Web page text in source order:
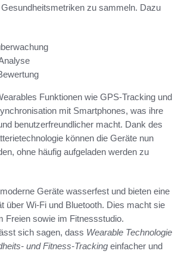
zu sammeln. Dazu
Funktionen wie GPS-Tracking und
mit Smartphones, was ihre
benutzerfreundlicher macht. Dank des
können die Geräte nun
ohne häufig aufgeladen werden zu
Geräte wasserfest und bieten eine
über Wi-Fi und Bluetooth. Dies macht sie
Freien sowie im Fitnessstudio.
sich sagen, dass Wearable Technologie
und Fitness-Tracking einfacher und